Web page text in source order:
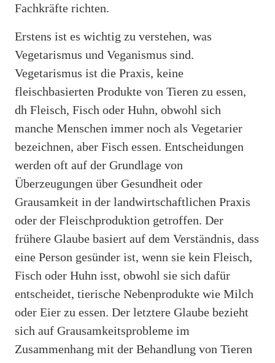
Fachkräfte richten.
Erstens ist es wichtig zu verstehen, was
Vegetarismus und Veganismus sind.
Vegetarismus ist die Praxis, keine
fleischbasierten Produkte von Tieren zu essen,
dh Fleisch, Fisch oder Huhn, obwohl sich
manche Menschen immer noch als Vegetarier
bezeichnen, aber Fisch essen. Entscheidungen
werden oft auf der Grundlage von
Überzeugungen über Gesundheit oder
Grausamkeit in der landwirtschaftlichen Praxis
oder der Fleischproduktion getroffen. Der
frühere Glaube basiert auf dem Verständnis, dass
eine Person gesünder ist, wenn sie kein Fleisch,
Fisch oder Huhn isst, obwohl sie sich dafür
entscheidet, tierische Nebenprodukte wie Milch
oder Eier zu essen. Der letztere Glaube bezieht
sich auf Grausamkeitsprobleme im
Zusammenhang mit der Behandlung von Tieren